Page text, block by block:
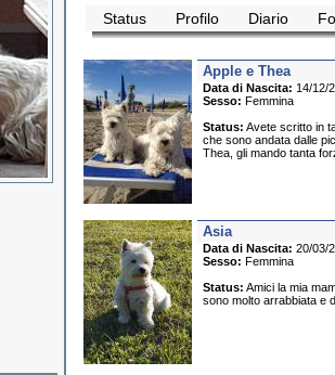
Status Profilo Diario
Apple e Thea
Data di Nascita: 14/12/
Sesso: Femmina
Status: Avete scritto in
che sono andata dalle
Thea, gli mando tanta
Asia
Data di Nascita: 20/03/
Sesso: Femmina
Status: Amici la mia
sono molto arrabbiata e